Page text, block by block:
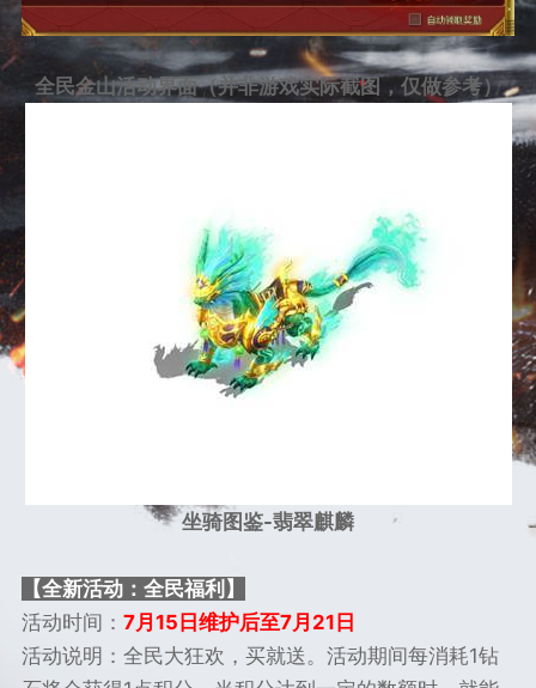
全民金山活动界面（并非游戏实际截图，仅做参考）
坐骑图鉴-翡翠麒麟
【全新活动：全民福利】
活动时间： 7月15日维护后至7月21日
活动说明：全民大狂欢，买就送。活动期间每消耗1钻